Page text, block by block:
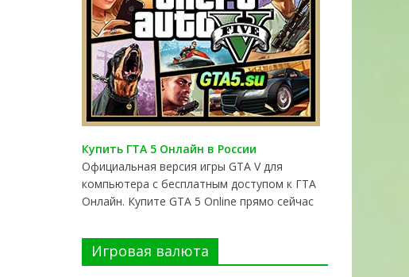
Купить ГТА 5 Онлайн в России
Официальная версия игры GTA V для
компьютера с бесплатным доступом к ГТА
Онлайн. Купите GTA 5 Online прямо сейчас
Игровая валюта